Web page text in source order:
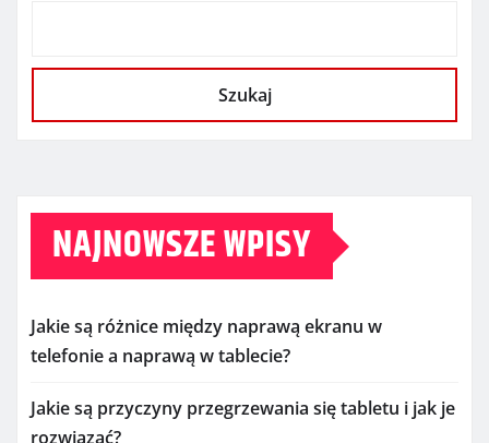
Szukaj
NAJNOWSZE WPISY
Jakie są różnice między naprawą ekranu w
telefonie a naprawą w tablecie?
Jakie są przyczyny przegrzewania się tabletu i jak je
rozwiązać?